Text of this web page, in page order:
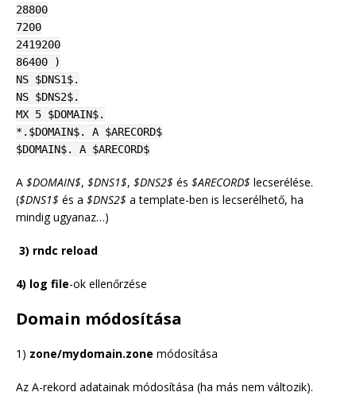
28800
7200
2419200
86400 )
NS $DNS1$.
NS $DNS2$.
MX 5 $DOMAIN$.
*.$DOMAIN$. A $ARECORD$
$DOMAIN$. A $ARECORD$
A $DOMAIN$, $DNS1$, $DNS2$ és $ARECORD$ lecserélése.
($DNS1$ és a $DNS2$ a template-ben is lecserélhető, ha
mindig ugyanaz…)
3) rndc reload
4) log file-ok ellenőrzése
Domain módosítása
1) zone/mydomain.zone módosítása
Az A-rekord adatainak módosítása (ha más nem változik).